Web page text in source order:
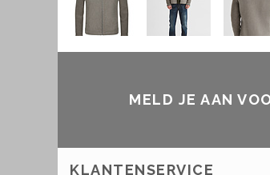
MELD JE AAN
KLANTENSERVICE